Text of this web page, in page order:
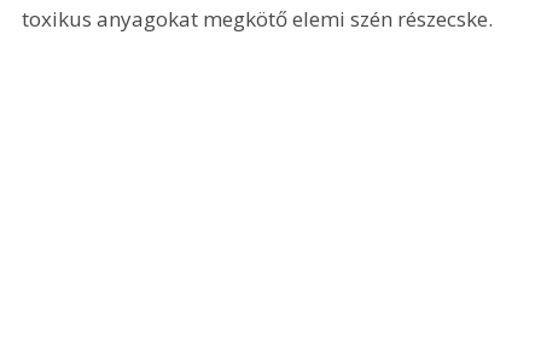
toxikus anyagokat megkötő elemi szén részecske.